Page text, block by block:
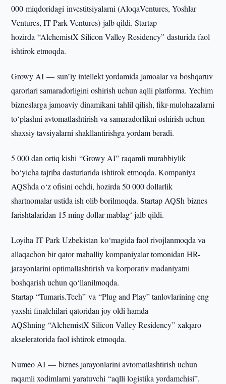
000 miqdoridagi investitsiyalarni (AloqaVentures, Yoshlar
Ventures, IT Park Ventures) jalb qildi. Startap
hozirda “AlchemistX Silicon Valley Residency” dasturida faol
ishtirok etmoqda.
Growy AI — sun’iy intellekt yordamida jamoalar va boshqaruv
qarorlari samaradorligini oshirish uchun aqlli platforma. Yechim
bizneslarga jamoaviy dinamikani tahlil qilish, fikr-mulohazalarni
to‘plashni avtomatlashtirish va samaradorlikni oshirish uchun
shaxsiy tavsiyalarni shakllantirishga yordam beradi.
5 000 dan ortiq kishi “Growy AI” raqamli murabbiylik
bo‘yicha tajriba dasturlarida ishtirok etmoqda. Kompaniya
AQShda o‘z ofisini ochdi, hozirda 50 000 dollarlik
shartnomalar ustida ish olib borilmoqda. Startap AQSh biznes
farishtalaridan 15 ming dollar mablag‘ jalb qildi.
Loyiha IT Park Uzbekistan ko‘magida faol rivojlanmoqda va
allaqachon bir qator mahalliy kompaniyalar tomonidan HR-
jarayonlarini optimallashtirish va korporativ madaniyatni
boshqarish uchun qo‘llanilmoqda.
Startap “Tumaris.Tech” va “Plug and Play” tanlovlarining eng
yaxshi finalchilari qatoridan joy oldi hamda
AQShning “AlchemistX Silicon Valley Residency” xalqaro
akseleratorida faol ishtirok etmoqda.
Numeo AI — biznes jarayonlarini avtomatlashtirish uchun
raqamli xodimlarni yaratuvchi “aqlli logistika yordamchisi”.